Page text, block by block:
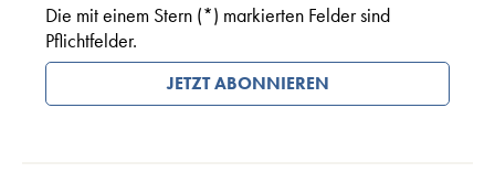
Die mit einem Stern (*) markierten Felder sind
Pflichtfelder.
JETZT ABONNIEREN